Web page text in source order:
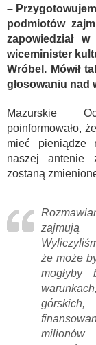
–
podmiotów
zapowiedział
wiceminister
Wróbel. Mówił
głosowaniu nad
Mazurskie
poinformowało,
mieć pieniądze
naszej antenie
zostaną
zajmują
że może
mogłyby